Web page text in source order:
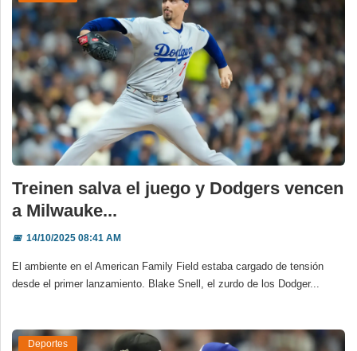
Treinen salva el juego y Dodgers vencen
a Milwauke...
📅14/10/2025 08:41 AM
El ambiente en el American Family Field estaba cargado de tensión
desde el primer lanzamiento. Blake Snell, el zurdo de los Dodger...
Deportes